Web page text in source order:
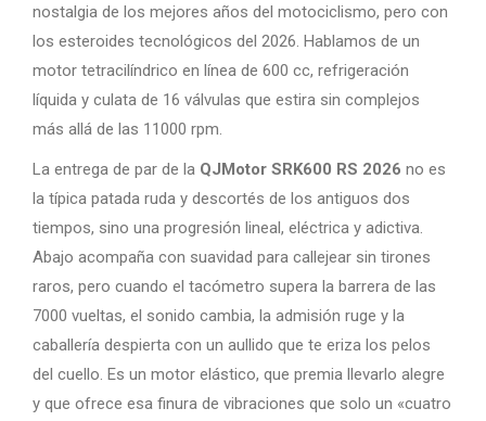
nostalgia de los mejores años del motociclismo, pero con
los esteroides tecnológicos del 2026. Hablamos de un
motor tetracilíndrico en línea de 600 cc, refrigeración
líquida y culata de 16 válvulas que estira sin complejos
más allá de las 11000 rpm.
La entrega de par de la QJMotor SRK600 RS 2026 no es
la típica patada ruda y descortés de los antiguos dos
tiempos, sino una progresión lineal, eléctrica y adictiva.
Abajo acompaña con suavidad para callejear sin tirones
raros, pero cuando el tacómetro supera la barrera de las
7000 vueltas, el sonido cambia, la admisión ruge y la
caballería despierta con un aullido que te eriza los pelos
del cuello. Es un motor elástico, que premia llevarlo alegre
y que ofrece esa finura de vibraciones que solo un «cuatro